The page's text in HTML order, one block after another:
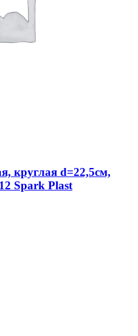
круглая d=22,5см,
Spark Plast